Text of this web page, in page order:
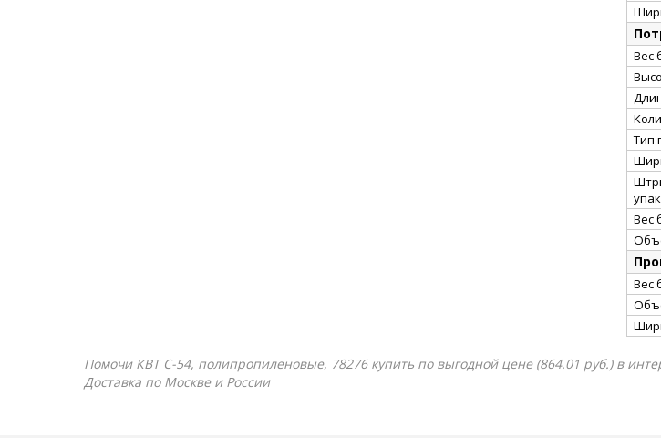
Вес
Тип
Вес
Вес
Помочи КВТ С-54, полипропиленовые, 78276 купить по выгодной цене (864.01 руб.) в
Доставка по Москве и России